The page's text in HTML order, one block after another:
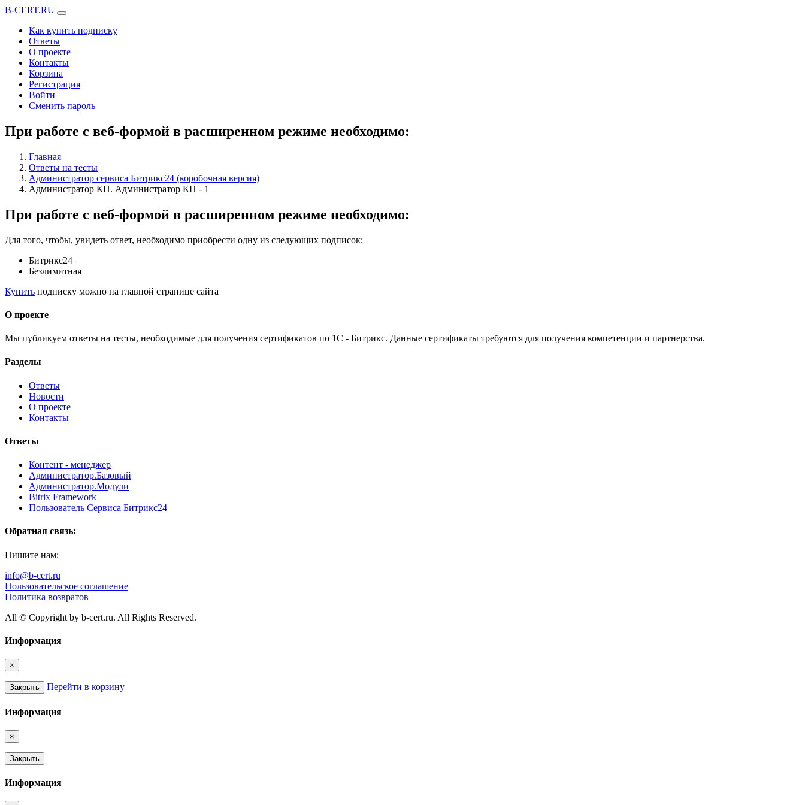
B-CERT.RU
Как купить подписку
Ответы
О проекте
Контакты
Корзина
Регистрация
Войти
Сменить пароль
При работе с веб-формой в расширенном режиме необходимо:
Главная
Ответы на тесты
Администратор сервиса Битрикс24 (коробочная версия)
Администратор КП. Администратор КП - 1
При работе с веб-формой в расширенном режиме необходимо:
Для того, чтобы, увидеть ответ, необходимо приобрести одну из следующих подписок:
Битрикс24
Безлимитная
Купить подписку можно на главной странице сайта
О проекте
Мы публикуем ответы на тесты, необходимые для получения сертификатов по 1С - Битрикс. Данные сертификаты требуются для получения компетенции и партнерства.
Разделы
Ответы
Новости
О проекте
Контакты
Ответы
Контент - менеджер
Администратор.Базовый
Администратор.Модули
Bitrix Framework
Пользователь Сервиса Битрикс24
Обратная связь:
Пишите нам:
info@b-cert.ru
Пользовательское соглашение
Политика возвратов
All © Copyright by b-cert.ru. All Rights Reserved.
Информация
×
Закрыть Перейти в корзину
Информация
×
Закрыть
Информация